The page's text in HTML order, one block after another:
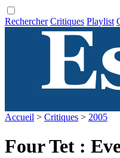
Rechercher Critiques Playlist
Accueil > Critiques > 2005
Four Tet :